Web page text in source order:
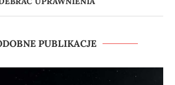
PUBLIKACJE